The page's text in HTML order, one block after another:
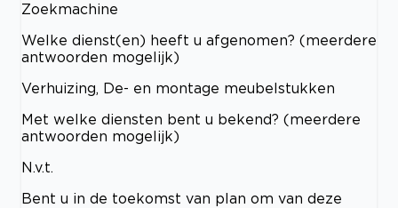
Zoekmachine
Welke dienst(en) heeft u afgenomen? (meerdere
antwoorden mogelijk)
Verhuizing, De- en montage meubelstukken
Met welke diensten bent u bekend? (meerdere
antwoorden mogelijk)
N.v.t.
Bent u in de toekomst van plan om van deze